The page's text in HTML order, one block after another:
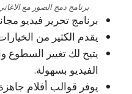
برنامج دمج الصور مع
برنامج تحرير فيديو
يقدم الكثير من
يتيح لك تغيير السطوع
الفيديو بسهولة.
يوفر قوالب أفلام